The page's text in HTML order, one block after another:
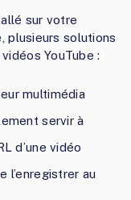
sur votre
plusieurs solutions
YouTube :
multimédia
servir à
d’une vidéo
l’enregistrer au